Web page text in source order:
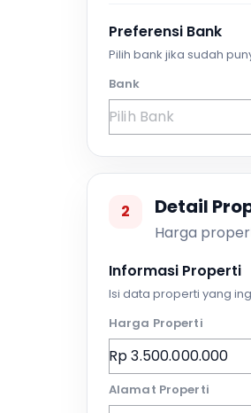
Preferensi Bank
Pilih bank jika sudah
Bank
2 Detail
Harga
Informasi Properti
Isi data properti yang
Harga Properti
Alamat Properti